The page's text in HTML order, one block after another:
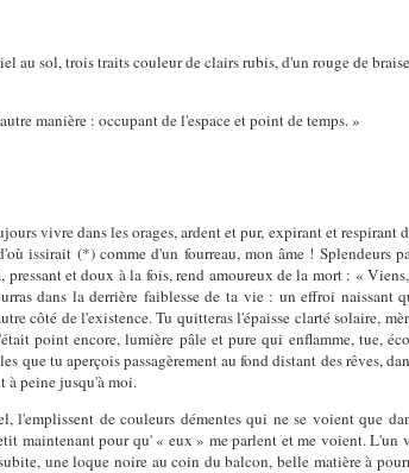
au sol, trois traits couleur de clairs rubis, d'un rouge de
manière : occupant de l'espace et point de temps. »
vivre dans les orages, ardent et pur, expirant et respirant
issirait (*) comme d'un fourreau, mon âme ! Splendeurs
et doux à la fois, rend amoureux de la mort : «
dans la derrière faiblesse de ta vie : un effroi naissant
côté de l'existence. Tu quitteras l'épaisse clarté solaire,
point encore, lumière pâle et pure qui enflamme, tue,
que tu aperçois passagèrement au fond distant des rêves,
à peine jusqu'à moi.
de couleurs démentes qui ne se voient que
maintenant pour qu' « eux » me parlent et me voient. L'un
une loque noire au coin du balcon, belle matière à